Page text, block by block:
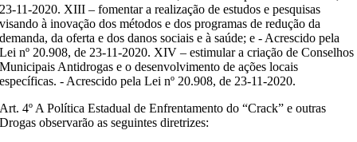
23-11-2020. XIII – fomentar a realização de estudos e pesquisas
visando à inovação dos métodos e dos programas de redução da
demanda, da oferta e dos danos sociais e à saúde; e - Acrescido pela
Lei nº 20.908, de 23-11-2020. XIV – estimular a criação de Conselhos
Municipais Antidrogas e o desenvolvimento de ações locais
específicas. - Acrescido pela Lei nº 20.908, de 23-11-2020.
Art. 4º A Política Estadual de Enfrentamento do “Crack” e outras
Drogas observarão as seguintes diretrizes: